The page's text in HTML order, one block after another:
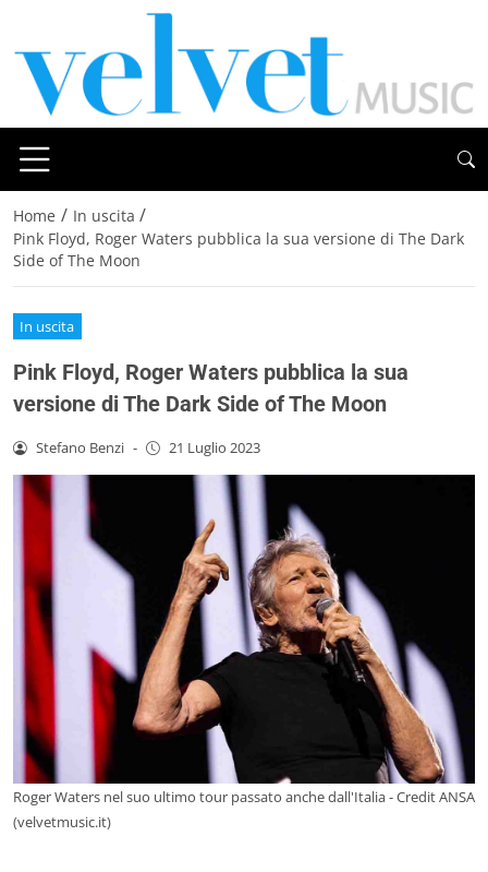
Home / In uscita /
Pink Floyd, Roger Waters pubblica la sua versione di The Dark
Side of The Moon
In uscita
Pink Floyd, Roger Waters pubblica la sua
versione di The Dark Side of The Moon
Stefano Benzi - 21 Luglio 2023
Roger Waters nel suo ultimo tour passato anche dall'Italia - Credit ANSA
(velvetmusic.it)